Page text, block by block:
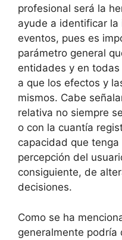
profesional será la
ayude a identificar
eventos, pues es
parámetro general
entidades y en
a que los efectos y
mismos. Cabe
relativa no siempre
o con la cuantía
capacidad que
percepción del
consiguiente, de
decisiones.
Como se ha
generalmente podría